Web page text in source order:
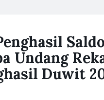
Undang
Duwit